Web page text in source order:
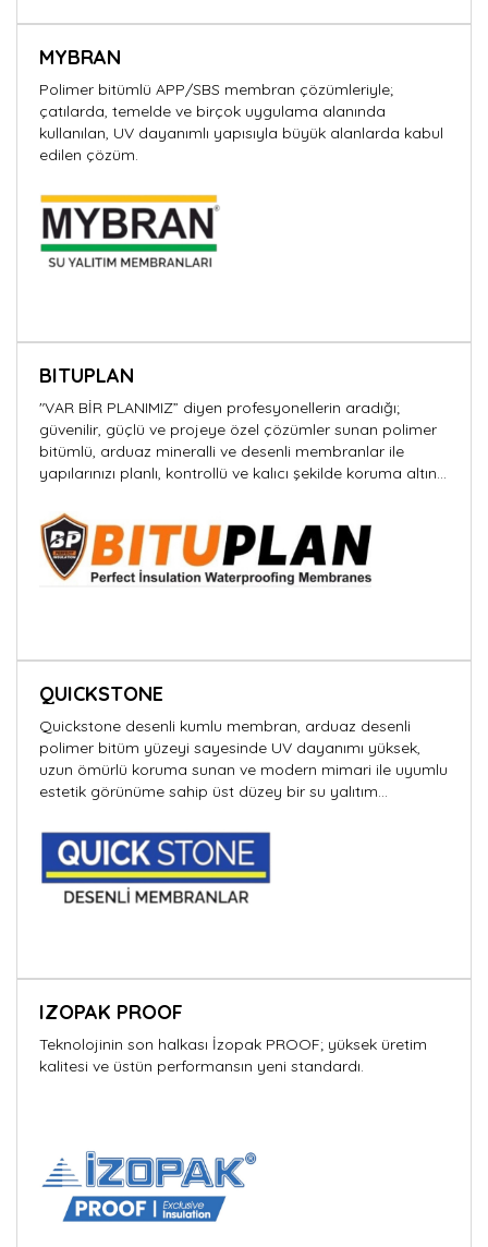
MYBRAN
Polimer bitümlü APP/SBS membran çözümleriyle;
çatılarda, temelde ve birçok uygulama alanında
kullanılan, UV dayanımlı yapısıyla büyük alanlarda kabul
edilen çözüm.
BITUPLAN
"VAR BİR PLANIMIZ” diyen profesyonellerin aradığı;
güvenilir, güçlü ve projeye özel çözümler sunan polimer
bitümlü, arduaz mineralli ve desenli membranlar ile
yapılarınızı planlı, kontrollü ve kalıcı şekilde koruma altına
QUICKSTONE
Quickstone desenli kumlu membran, arduaz desenli
polimer bitüm yüzeyi sayesinde UV dayanımı yüksek,
uzun ömürlü koruma sunan ve modern mimari ile uyumlu
estetik görünüme sahip üst düzey bir su yalıtım
IZOPAK PROOF
Teknolojinin son halkası İzopak PROOF; yüksek üretim
kalitesi ve üstün performansın yeni standardı.